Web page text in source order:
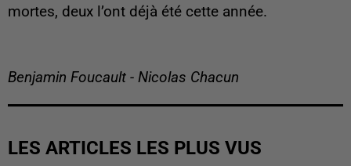
mortes, deux l’ont déjà été cette année.
Benjamin Foucault - Nicolas Chacun
LES ARTICLES LES PLUS VUS